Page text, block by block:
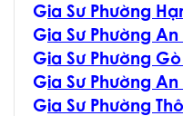
Gia Sư Phường
Gia Sư Phường An
Gia Sư Phường
Gia Sư Phường
Gia Sư Phường